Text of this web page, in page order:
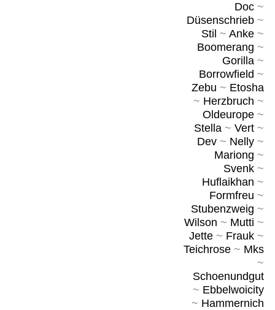
Doc~
Düsenschrieb~
Stil ~ Anke~
Boomerang ~
Gorilla~
Borrowfield ~
Zebu ~ Etosha
~ Herzbruch ~
Oldeurope~
Stella~ Vert~
Dev~ Nelly~
Mariong ~
Svenk~
Huflaikhan ~
Formfreu ~
Stubenzweig ~
Wilson ~ Mutti ~
Jette~ Frauk~
Teichrose~ Mks
~
Schoenundgut
~ Ebbelwoicity
~ Hammernich